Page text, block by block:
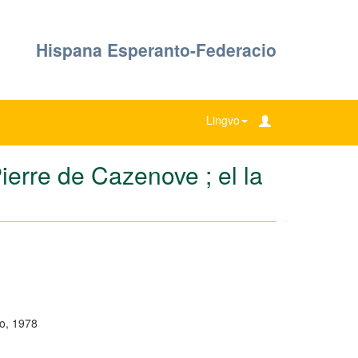
Hispana Esperanto-Federacio
Lingvo
de Cazenove ; el la
1978